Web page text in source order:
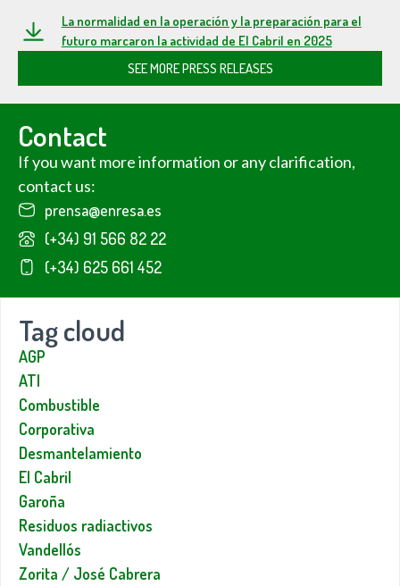
La normalidad en la operación y la preparación para el
futuro marcaron la actividad de El Cabril en 2025
SEE MORE PRESS RELEASES
Contact
If you want more information or any clarification,
contact us:
prensa@enresa.es
(+34) 91 566 82 22
(+34) 625 661 452
Tag cloud
AGP
ATI
Combustible
Corporativa
Desmantelamiento
El Cabril
Garoña
Residuos radiactivos
Vandellós
Zorita / José Cabrera